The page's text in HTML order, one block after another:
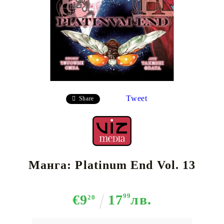
Share Tweet
Манга: Platinum End Vol. 13
€920 1799лв.